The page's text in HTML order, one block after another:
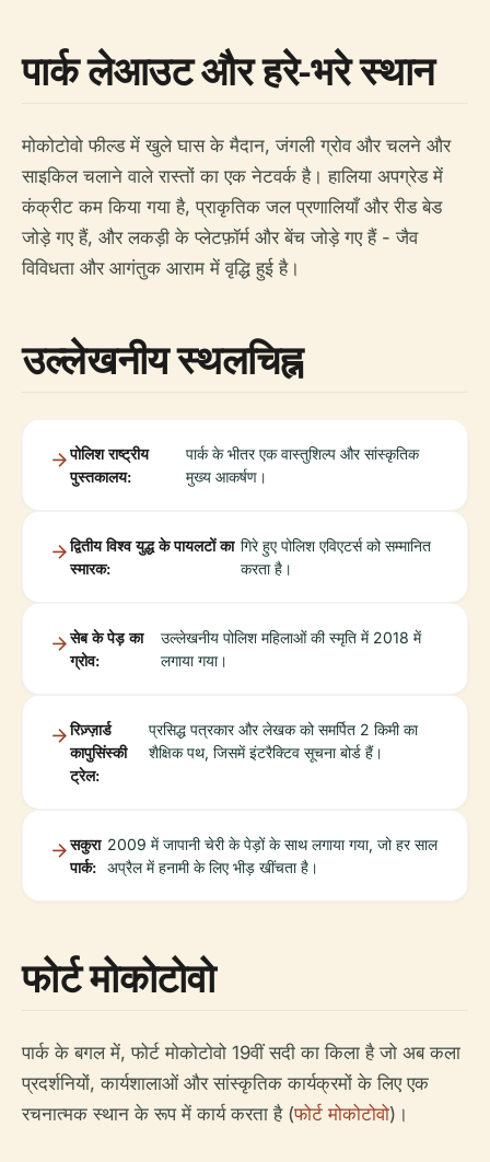
पार्क लेआउट और हरे-भरे स्थान
मोकोटोवो फील्ड में खुले घास के मैदान, जंगली ग्रोव और चलने और
साइकिल चलाने वाले रास्तों का एक नेटवर्क है। हालिया अपग्रेड में
कंक्रीट कम किया गया है, प्राकृतिक जल प्रणालियाँ और रीड बेड
जोड़े गए हैं, और लकड़ी के प्लेटफ़ॉर्म और बेंच जोड़े गए हैं - जैव
विविधता और आगंतुक आराम में वृद्धि हुई है।
उल्लेखनीय स्थलचिह्न
पोलिश राष्ट्रीय
पुस्तकालय:
पार्क के भीतर एक वास्तुशिल्प और सांस्कृतिक
मुख्य आकर्षण।
द्वितीय विश्व युद्ध के पायलटों का
स्मारक:
गिरे हुए पोलिश एविएटर्स को सम्मानित
करता है।
सेब के पेड़ का
ग्रोव:
उल्लेखनीय पोलिश महिलाओं की स्मृति में 2018 में
लगाया गया।
रिज़्ज़ार्ड
कापुसिंस्की
ट्रेल:
प्रसिद्ध पत्रकार और लेखक को समर्पित 2 किमी का
शैक्षिक पथ, जिसमें इंटरैक्टिव सूचना बोर्ड हैं।
सकुरा
पार्क:
2009 में जापानी चेरी के पेड़ों के साथ लगाया गया, जो हर साल
अप्रैल में हनामी के लिए भीड़ खींचता है।
फोर्ट मोकोटोवो
पार्क के बगल में, फोर्ट मोकोटोवो 19वीं सदी का किला है जो अब कला
प्रदर्शनियों, कार्यशालाओं और सांस्कृतिक कार्यक्रमों के लिए एक
रचनात्मक स्थान के रूप में कार्य करता है (फोर्ट मोकोटोवो)।